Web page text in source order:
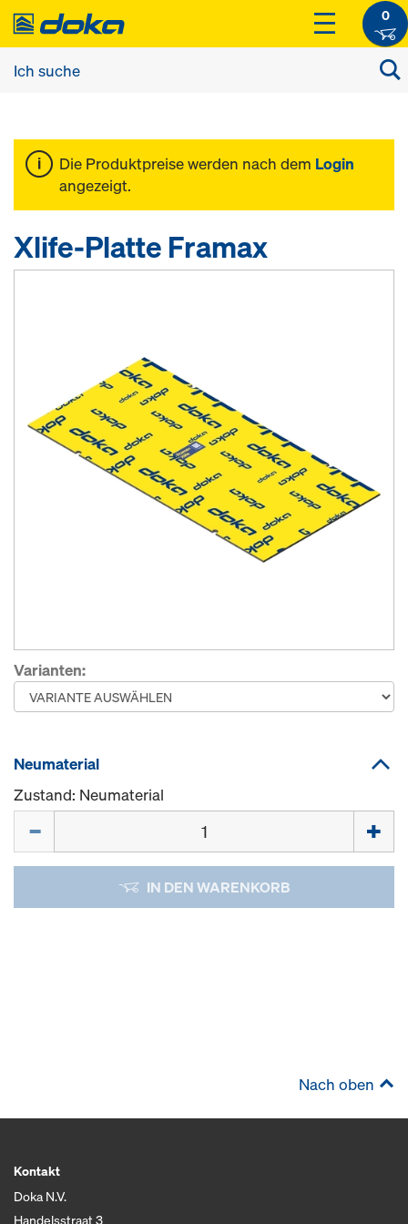
0
Die Produktpreise werden nach dem Login
angezeigt.
Xlife-Platte Framax
Varianten:
Neumaterial
Zustand: Neumaterial
IN DEN WARENKORB
Nach oben
Kontakt
Doka N.V.
Handelsstraat 3